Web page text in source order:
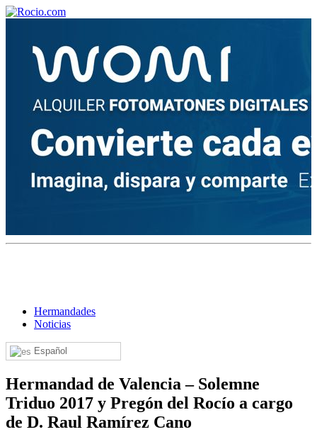
Hermandades
Noticias
Español
Hermandad de Valencia – Solemne
Triduo 2017 y Pregón del Rocío a cargo
de D. Raul Ramírez Cano
¡Bienvenido! Soy el asistente virtual de rocio.com.
¿En qué puedo ayudarte?
¿Cuándo se construyó la primera ermita?
El traslado cada siete años
¿Cuales son los actos principales que se celebran en el
Quiero hacer el camino,¿que tengo que hacer?
En el Rocío, ¿dónde me alojo?